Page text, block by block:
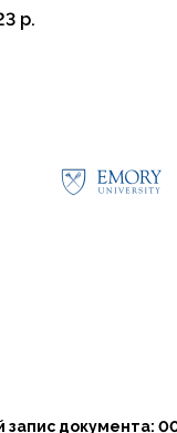
р.
запис документа: